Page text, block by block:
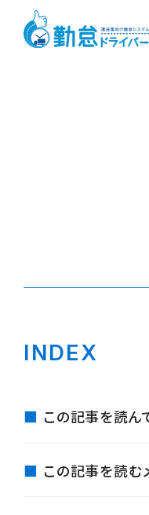
INDEX
この記事を読ん
この記事を読む